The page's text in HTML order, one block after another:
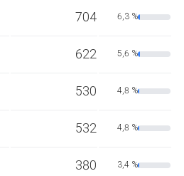
704 6,3 %
622 5,6 %
530 4,8 %
532 4,8 %
380 3,4 %